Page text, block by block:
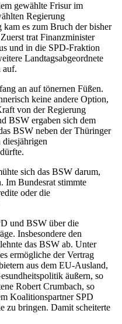
gewählte Frisur im
Regierung
kam es zum Bruch der bisher
trat Finanzminister
und in die SPD-Fraktion
Landtagsabgeordnete
auf.
an auf tönernen Füßen.
keine andere Option,
von der Regierung
BSW ergaben sich dem
BSW neben der Thüringer
sich das BSW darum,
Im Bundesrat stimmte
oder die
und BSW über die
Insbesondere den
das BSW ab. Unter
ermögliche der Vertrag
aus dem EU-Ausland,
äußern, so
Robert Crumbach, so
Koalitionspartner SPD
zu bringen. Damit scheiterte